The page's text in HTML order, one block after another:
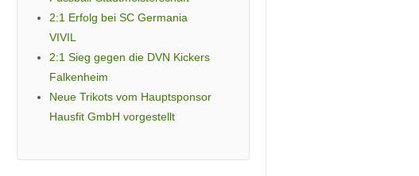
2:1 Erfolg bei SC Germania
VIVIL
2:1 Sieg gegen die DVN Kickers
Falkenheim
Neue Trikots vom Hauptsponsor
Hausfit GmbH vorgestellt